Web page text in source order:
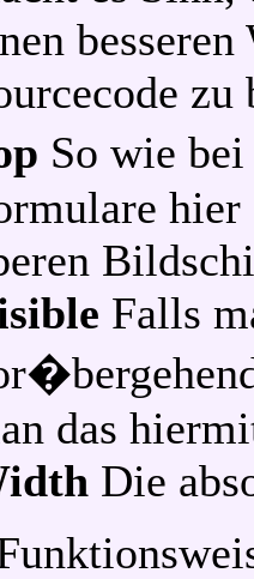
zu
So wie
hier
Falls
das
Die